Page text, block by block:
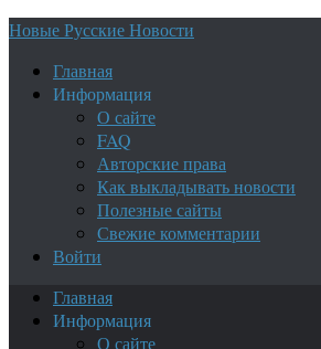
Новые Русские Новости
Главная
Информация
О сайте
FAQ
Авторские права
Как выкладывать новости
Полезные сайты
Свежие комментарии
Войти
Главная
Информация
О сайте